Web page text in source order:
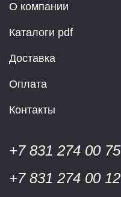
О компании
Каталоги pdf
Доставка
Оплата
Контакты
+7 831 274 00 75
+7 831 274 00 12